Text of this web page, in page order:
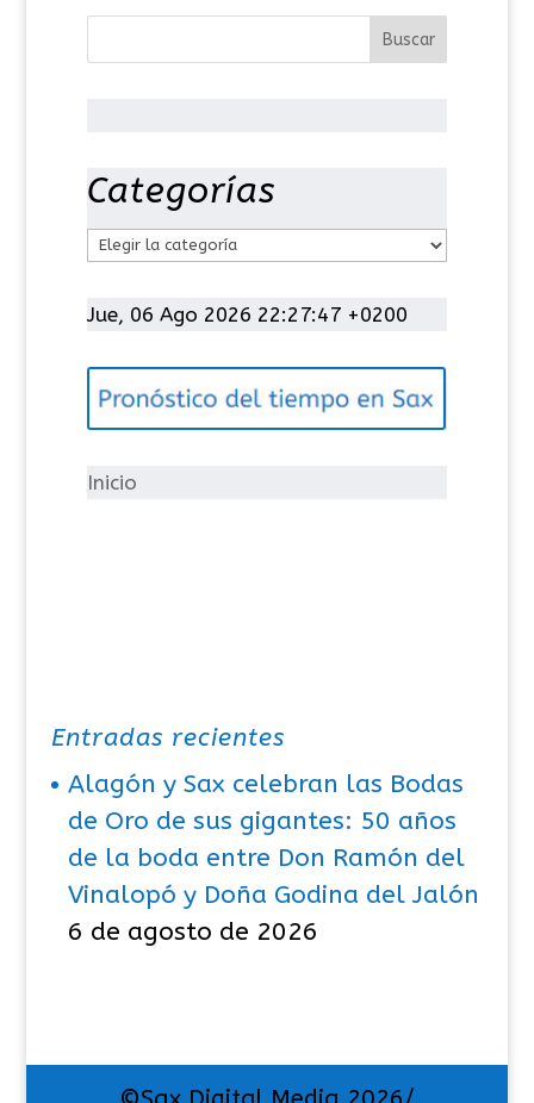
Categorías
t
g
í
Jue, 06 Ago 2026 22:27:48 +0200
Inicio
Entradas recientes
Alagón y Sax celebran las Bodas
de Oro de sus gigantes: 50 años
de la boda entre Don Ramón del
Vinalopó y Doña Godina del Jalón
6 de agosto de 2026